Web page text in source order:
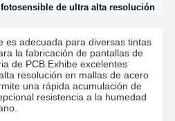
de ultra alta resolución
es adecuada para diversas tintas
la fabricación de pantallas de
de PCB.Exhibe excelentes
resolución en mallas de acero
una rápida acumulación de
resistencia a la humedad